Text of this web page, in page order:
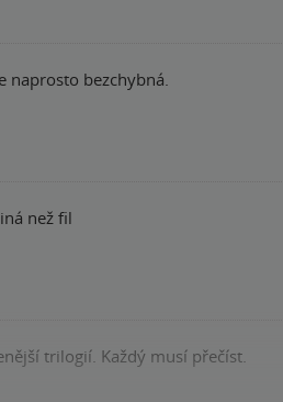
naprosto bezchybná.
než fil
trilogií. Každý musí přečíst.